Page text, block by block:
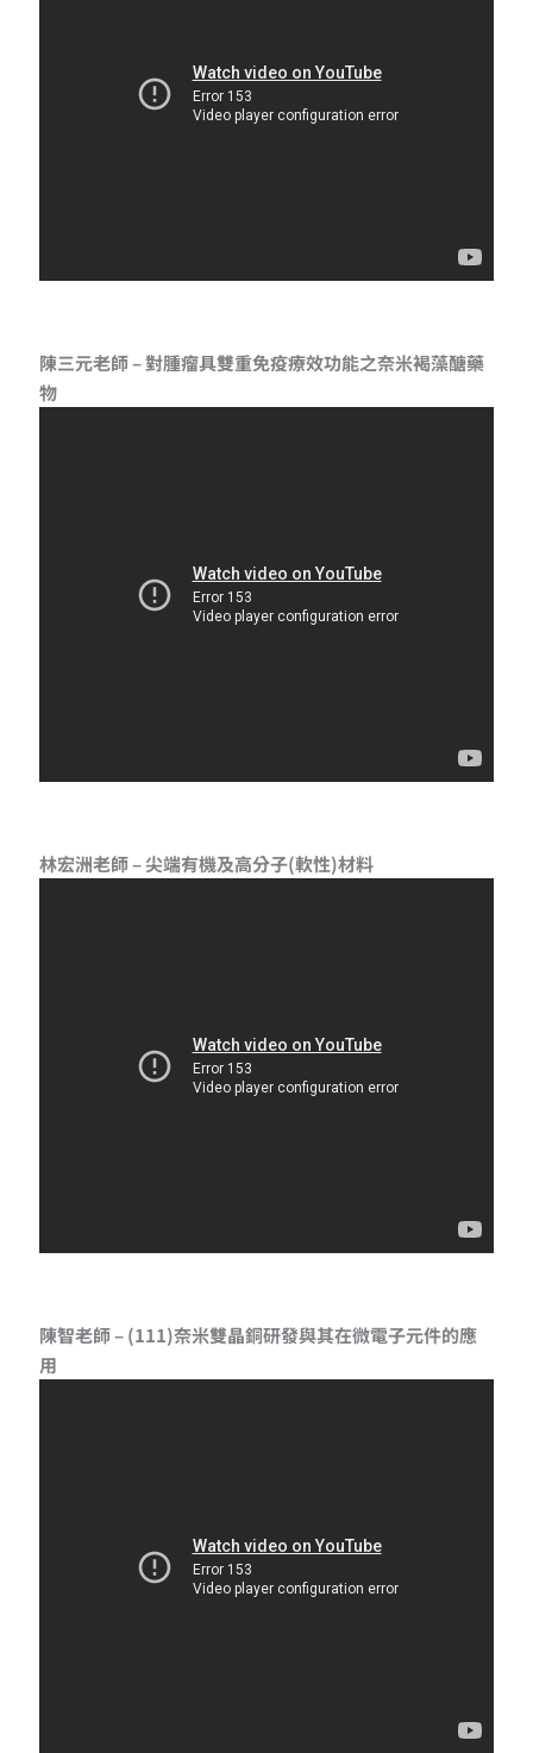
陳三元老師 – 對腫瘤具雙重免疫療效功能之奈米褐藻醣藥
物
林宏洲老師 – 尖端有機及高分子(軟性)材料
陳智老師 – (111)奈米雙晶銅研發與其在微電子元件的應
用